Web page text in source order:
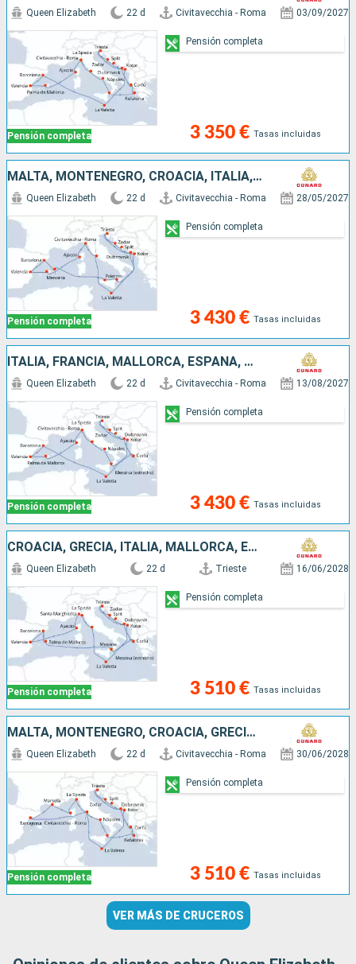
Pensión completa
Queen Elizabeth 22 d Civitavecchia - Roma 03/09/2027
3 350 € Tasas incluidas
Pensión completa
MALTA, MONTENEGRO, CROACIA, ITALIA, MENORCA, ESPAÑA, MALLORCA, FRANCIA
Pensión completa
Queen Elizabeth 22 d Civitavecchia - Roma 28/05/2027
3 430 € Tasas incluidas
Pensión completa
ITALIA, FRANCIA, MALLORCA, ESPAÑA, MALTA, MONTENEGRO, CROACIA, GRECIA
Pensión completa
Queen Elizabeth 22 d Civitavecchia - Roma 13/08/2027
3 430 € Tasas incluidas
Pensión completa
CROACIA, GRECIA, ITALIA, MALLORCA, ESPAÑA, FRANCIA, MALTA, MONTENEGRO
Pensión completa
Queen Elizabeth 22 d Trieste 16/06/2028
3 510 € Tasas incluidas
Pensión completa
MALTA, MONTENEGRO, CROACIA, GRECIA, ESPAÑA, FRANCIA, ITALIA
Pensión completa
Queen Elizabeth 22 d Civitavecchia - Roma 30/06/2028
3 510 € Tasas incluidas
Pensión completa
VER MÁS DE CRUCEROS